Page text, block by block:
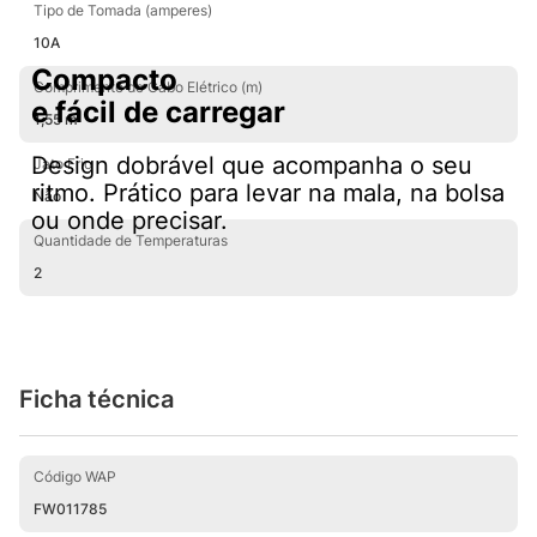
Compacto
e fácil de carregar
Design dobrável que acompanha o seu
ritmo. Prático para levar na mala, na bolsa
ou onde precisar.
Tipo de Tomada (amperes)
10A
Comprimento do Cabo Elétrico (m)
1,55 m
Jato Frio
Não
Quantidade de Temperaturas
2
Ficha técnica
Código WAP
FW011785